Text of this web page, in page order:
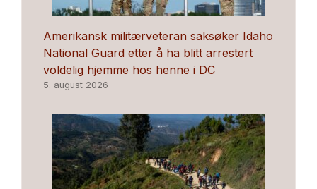
Amerikansk militærveteran saksøker Idaho
National Guard etter å ha blitt arrestert
voldelig hjemme hos henne i DC
5. august 2026